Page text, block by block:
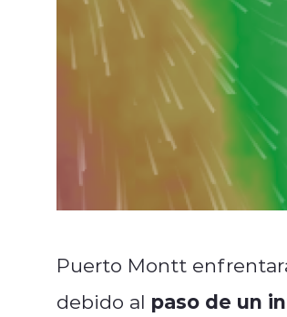
Puerto Montt
debido al paso de un